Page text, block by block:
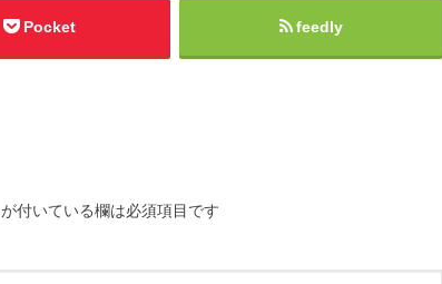
Pocket feedly
が付いている欄は必須項目です